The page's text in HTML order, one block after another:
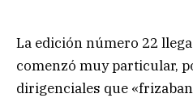
La edición número 22
comenzó muy particular,
dirigenciales que